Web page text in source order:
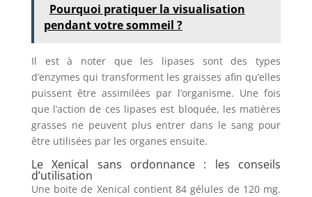
Pourquoi pratiquer la visualisation
pendant votre sommeil ?
Il est à noter que les lipases sont des types
d’enzymes qui transforment les graisses afin qu’elles
puissent être assimilées par l’organisme. Une fois
que l’action de ces lipases est bloquée, les matières
grasses ne peuvent plus entrer dans le sang pour
être utilisées par les organes ensuite.
Le Xenical sans ordonnance : les conseils
d’utilisation
Une boite de Xenical contient 84 gélules de 120 mg.